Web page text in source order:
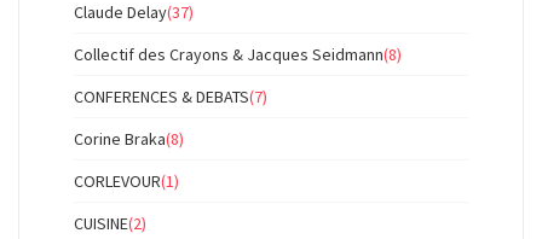
Claude Delay(37)
Collectif des Crayons & Jacques Seidmann(8)
CONFERENCES & DEBATS(7)
Corine Braka(8)
CORLEVOUR(1)
CUISINE(2)